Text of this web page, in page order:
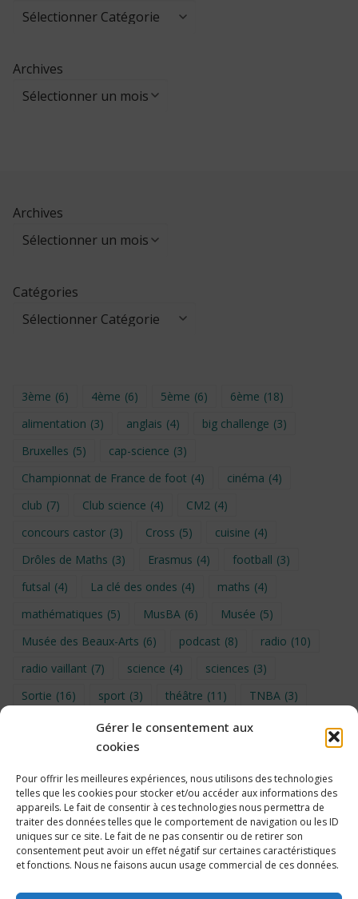
Gérer le consentement aux
cookies
Pour offrir les meilleures expériences, nous utilisons des technologies
telles que les cookies pour stocker et/ou accéder aux informations des
appareils. Le fait de consentir à ces technologies nous permettra de
traiter des données telles que le comportement de navigation ou les ID
uniques sur ce site. Le fait de ne pas consentir ou de retirer son
consentement peut avoir un effet négatif sur certaines caractéristiques
et fonctions. Nous ne faisons aucun usage commercial de ces données.
Archives
Archives
Catégories
3ème (6) 4ème (6) 5ème (6) 6ème (18)
alimentation (3) anglais (4) big challenge (3)
Bruxelles (5) cap-science (3)
Championnat de France de foot (4) cinéma (4)
club (7) Club science (4) CM2 (4)
concours castor (3) Cross (5) cuisine (4)
Drôles de Maths (3) Erasmus (4) football (3)
futsal (4) La clé des ondes (4) maths (4)
mathématiques (5) MusBA (6) Musée (5)
Musée des Beaux-Arts (6) podcast (8) radio (10)
radio vaillant (7) science (4) sciences (3)
Sortie (16) sport (3) théâtre (11) TNBA (3)
UNSS (9) upe2a (7) vidéo
Voyage en provence 2026
Voyage à Bruxelles 2024 (4) Wahid Chakib (4)
éco-délégués (7)
Politique de cookies